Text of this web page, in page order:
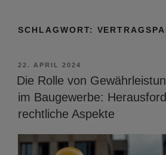
SCHLAGWORT:
VERÖFFENTLICHT
AM
22. APRIL 2024
Die Rolle von
im Baugewerbe:
rechtliche Aspekte